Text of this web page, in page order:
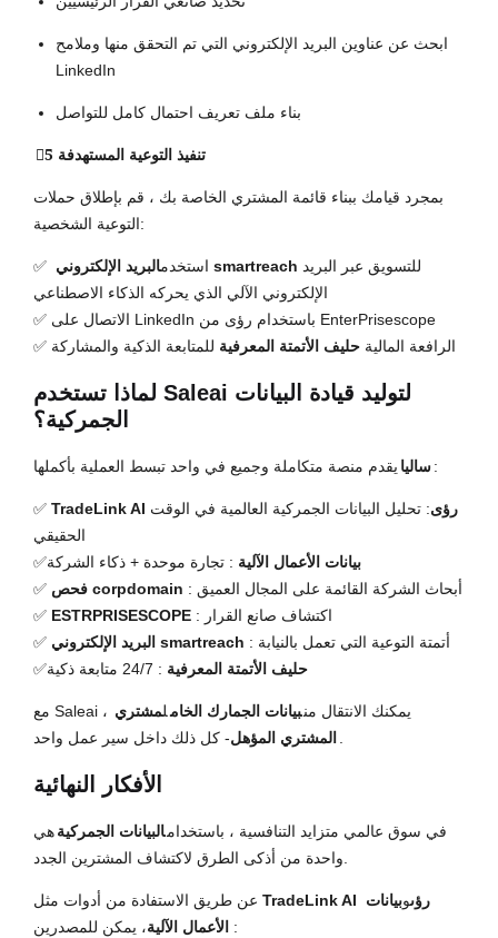
ابحث عن عناوين البريد الإلكتروني التي تم التحقق منها وملامح
LinkedIn
بناء ملف تعريف احتمال كامل للتواصل
5⃣ تنفيذ التوعية المستهدفة
بمجرد قيامك ببناء قائمة المشتري الخاصة بك ، قم بإطلاق حملات
التوعية الشخصية:
✅ استخدم البريد الإلكتروني smartreach للتسويق عبر البريد
الإلكتروني الآلي الذي يحركه الذكاء الاصطناعي
✅ الاتصال على LinkedIn باستخدام رؤى من EnterPrisescope
✅ الرافعة المالية حليف الأتمتة المعرفية للمتابعة الذكية والمشاركة
لماذا تستخدم Saleai لتوليد قيادة البيانات
الجمركية؟
ساليايقدم منصة متكاملة وجميع في واحد تبسط العملية بأكملها:
✅ TradeLink AI رؤى: تحليل البيانات الجمركية العالمية في الوقت
الحقيقي
✅
بيانات الأعمال الآلية : تجارة موحدة + ذكاء الشركة
✅
فحص corpdomain
: أبحاث الشركة القائمة على المجال العميق
✅ ESTRPRISESCOPE
: اكتشاف صانع القرار
✅
البريد الإلكتروني smartreach
: أتمتة التوعية التي تعمل بالنيابة
✅
حليف الأتمتة المعرفية : 24/7 متابعة ذكية
مع Saleai ، يمكنك الانتقال منبيانات الجمارك الخاملمشتري
المشتري المؤهل - كل ذلك داخل سير عمل واحد.
الأفكار النهائية
في سوق عالمي متزايد التنافسية ، باستخدامالبيانات الجمركيةهي
واحدة من أذكى الطرق لاكتشاف المشترين الجدد.
عن طريق الاستفادة من أدوات مثل TradeLink AI رؤىوبيانات
الأعمال الآلية ، يمكن للمصدرين: